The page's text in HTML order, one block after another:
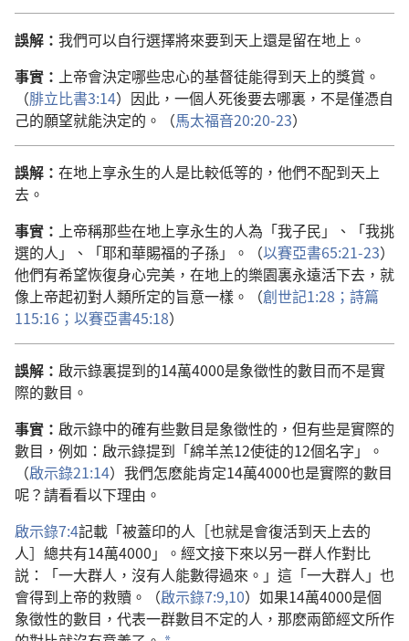
誤解： 我們可以自行選擇將來要到天上還是留在地上。
事實： 上帝會決定哪些忠心的基督徒能得到天上的獎賞。
（腓立比書3:14）因此，一個人死後要去哪裏，不是僅憑自
己的願望就能決定的。（馬太福音20:20-23）
誤解： 在地上享永生的人是比較低等的，他們不配到天上
去。
事實： 上帝稱那些在地上享永生的人為「我子民」、「我挑
選的人」、「耶和華賜福的子孫」。（以賽亞書65:21-23）
他們有希望恢復身心完美，在地上的樂園裏永遠活下去，就
像上帝起初對人類所定的旨意一樣。（創世記1:28； 詩篇
115:16； 以賽亞書45:18）
誤解： 啟示錄裏提到的14萬4000是象徵性的數目而不是實
際的數目。
事實： 啟示錄中的確有些數目是象徵性的，但有些是實際的
數目，例如：啟示錄提到「綿羊羔12使徒的12個名字」。
（啟示錄21:14）我們怎麽能肯定14萬4000也是實際的數目
呢？請看看以下理由。
啟示錄7:4記載「被蓋印的人［也就是會復活到天上去的
人］總共有14萬4000」。經文接下來以另一群人作對比
説：「一大群人，沒有人能數得過來。」這「一大群人」也
會得到上帝的救贖。（啟示錄7:9,10）如果14萬4000是個
象徵性的數目，代表一群數目不定的人，那麽兩節經文所作